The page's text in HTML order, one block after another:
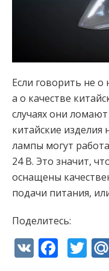
Если говорить не
а о качестве
случаях они
китайские
лампы могут
24 В. Это значит,
оснащены
подачи питания,
Поделитесь:
VK